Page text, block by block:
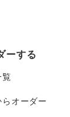
ーする
覧
らオーダー